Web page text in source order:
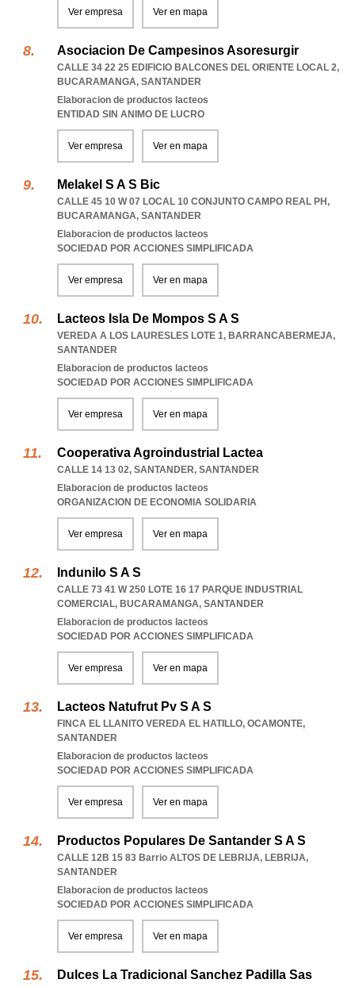
Ver empresa Ver en mapa
Asociacion De Campesinos Asoresurgir
CALLE 34 22 25 EDIFICIO BALCONES DEL ORIENTE LOCAL 2,
BUCARAMANGA, SANTANDER
Elaboracion de productos lacteos
ENTIDAD SIN ANIMO DE LUCRO
Ver empresa Ver en mapa
Melakel S A S Bic
CALLE 45 10 W 07 LOCAL 10 CONJUNTO CAMPO REAL PH ,
BUCARAMANGA, SANTANDER
Elaboracion de productos lacteos
SOCIEDAD POR ACCIONES SIMPLIFICADA
Ver empresa Ver en mapa
Lacteos Isla De Mompos S A S
VEREDA A LOS LAURESLES LOTE 1, BARRANCABERMEJA,
SANTANDER
Elaboracion de productos lacteos
SOCIEDAD POR ACCIONES SIMPLIFICADA
Ver empresa Ver en mapa
Cooperativa Agroindustrial Lactea
CALLE 14 13 02, SANTANDER, SANTANDER
Elaboracion de productos lacteos
ORGANIZACION DE ECONOMIA SOLIDARIA
Ver empresa Ver en mapa
Indunilo S A S
CALLE 73 41 W 250 LOTE 16 17 PARQUE INDUSTRIAL
COMERCIAL, BUCARAMANGA, SANTANDER
Elaboracion de productos lacteos
SOCIEDAD POR ACCIONES SIMPLIFICADA
Ver empresa Ver en mapa
Lacteos Natufrut Pv S A S
FINCA EL LLANITO VEREDA EL HATILLO, OCAMONTE,
SANTANDER
Elaboracion de productos lacteos
SOCIEDAD POR ACCIONES SIMPLIFICADA
Ver empresa Ver en mapa
Productos Populares De Santander S A S
CALLE 12B 15 83 Barrio ALTOS DE LEBRIJA, LEBRIJA,
SANTANDER
Elaboracion de productos lacteos
SOCIEDAD POR ACCIONES SIMPLIFICADA
Ver empresa Ver en mapa
Dulces La Tradicional Sanchez Padilla Sas